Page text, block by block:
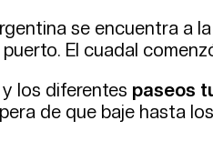
se encuentra a
El cuadal
y los diferentes paseos
de que baje hasta